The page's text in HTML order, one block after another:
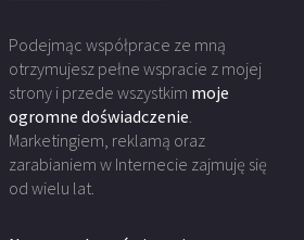
Podejmąc współprace ze mną
otrzymujesz pełne wspracie z mojej
strony i przede wszystkim moje
ogromne doświadczenie.
Marketingiem, reklamą oraz
zarabianiem w Internecie zajmuję się
od wielu lat.